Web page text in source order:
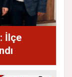
İlçe